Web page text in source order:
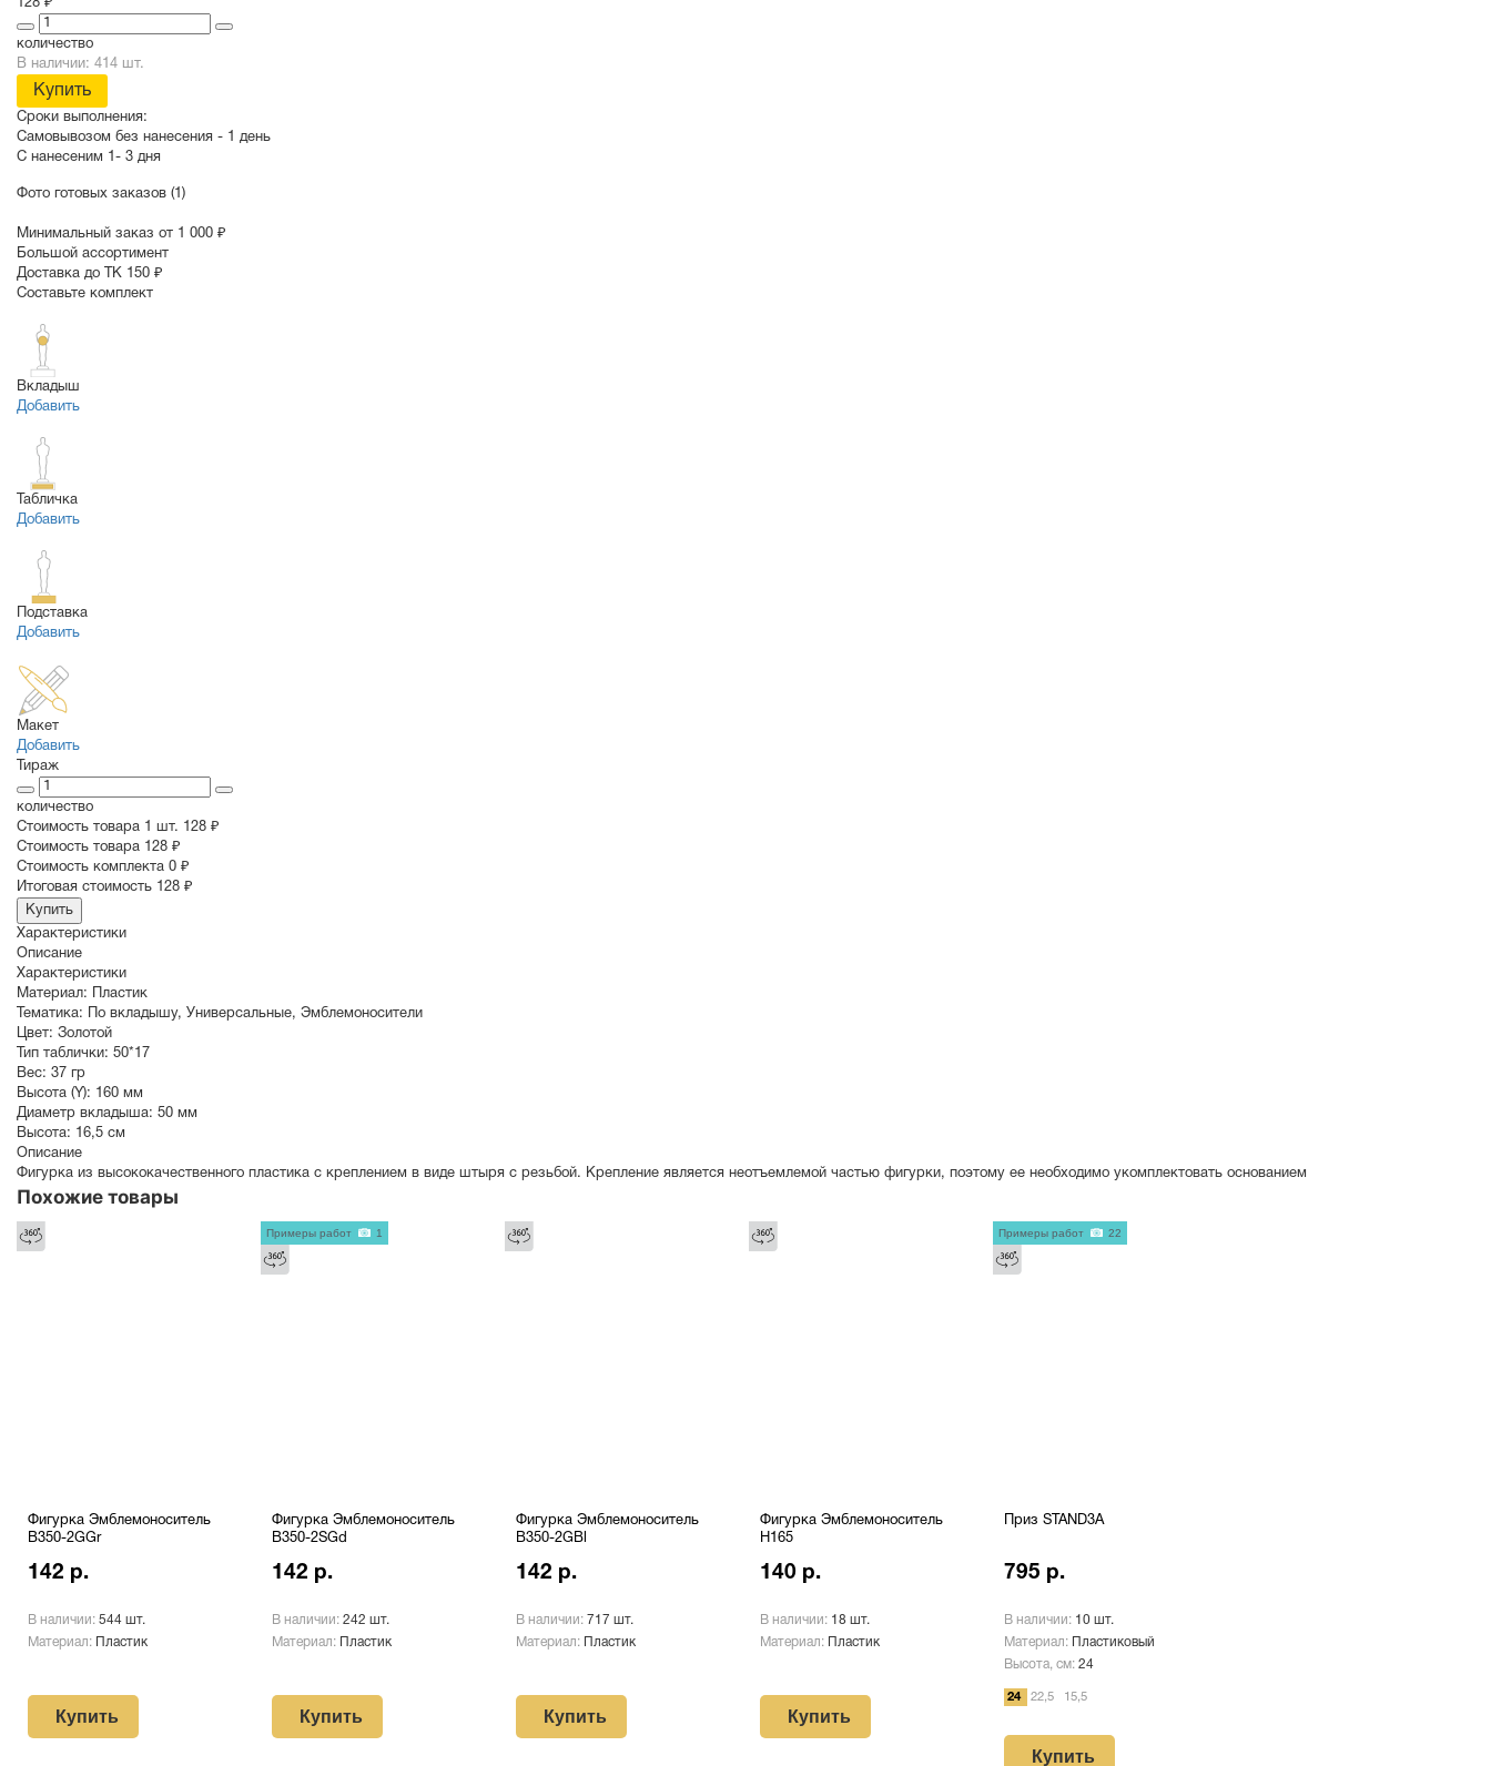
128 ₽
количество
В наличии: 414 шт.
Купить
Сроки выполнения:
Самовывозом без нанесения - 1 день
С нанесеним 1- 3 дня
Фото готовых заказов (1)
Минимальный заказ от 1 000 ₽
Большой ассортимент
Доставка до ТК 150 ₽
Составьте комплект
Вкладыш
Добавить
Табличка
Добавить
Подставка
Добавить
Макет
Добавить
Тираж
количество
Стоимость товара 1 шт. 128 ₽
Cтоимость товара 128 ₽
Стоимость комплекта 0 ₽
Итоговая стоимость 128 ₽
Купить
Характеристики
Описание
Характеристики
Материал: Пластик
Тематика:
По вкладышу, Универсальные, Эмблемоносители
Цвет: Золотой
Тип таблички: 50*17
Вес: 37 гр
Высота (Y): 160 мм
Диаметр вкладыша: 50 мм
Высота: 16,5 см
Описание
Фигурка из высококачественного пластика с креплением в виде штыря с резьбой. Крепление является неотъемлемой частью фигурки, поэтому ее необходимо укомплектовать основанием
Похожие товары
Фигурка Эмблемоноситель
B350-2GGr
142 р.
В наличии: 544 шт.
Материал:
Пластик
Купить
Фигурка Эмблемоноситель
B350-2SGd
142 р.
В наличии: 242 шт.
Материал:
Пластик
Купить
Примеры работ 1
Фигурка Эмблемоноситель
B350-2GBl
142 р.
В наличии: 717 шт.
Материал:
Пластик
Купить
Фигурка Эмблемоноситель
H165
140 р.
В наличии: 18 шт.
Материал:
Пластик
Купить
Приз STAND3A
795 р.
В наличии: 10 шт.
Материал:
Пластиковый
Высота, см: 24
24 22,5 15,5
Купить
Примеры работ 22